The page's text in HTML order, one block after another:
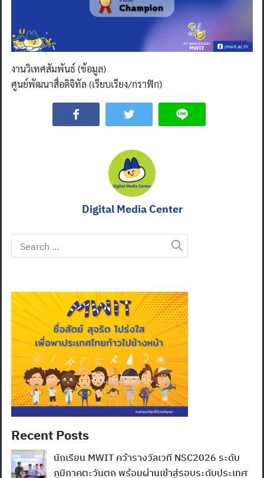
งานวิเทศสัมพันธ์ (ข้อมูล)
ศูนย์พัฒนาสื่อดิจิทัล (เรียบเรียง/กราฟิก)
Digital Media Center
Search
for:
Recent Posts
นักเรียน MWIT คว้ารางวัลเวที NSC2026 ระดับ
ภูมิภาคตะวันตก พร้อมผ่านเข้าสู่รอบระดับประเทศ